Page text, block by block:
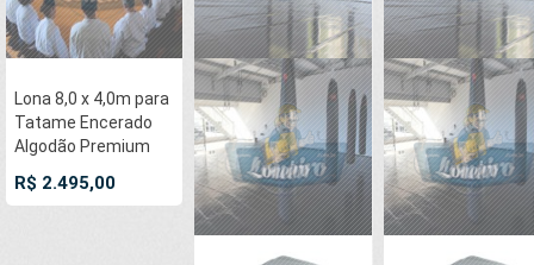
Lona 8,0 x 4,0m para
Tatame Encerado
Algodão Premium
Cotton RipStop
R$ 2.495,00